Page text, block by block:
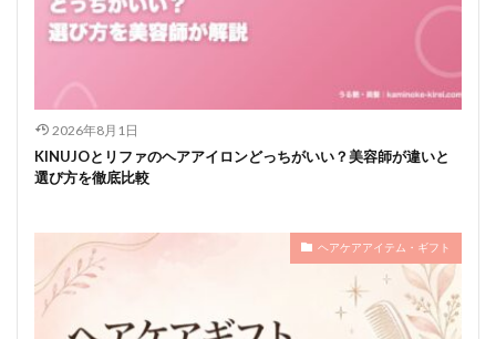
2026年8月1日
KINUJOとリファのヘアアイロンどっちがいい？美容師が違いと
選び方を徹底比較
ヘアケアアイテム・ギフト